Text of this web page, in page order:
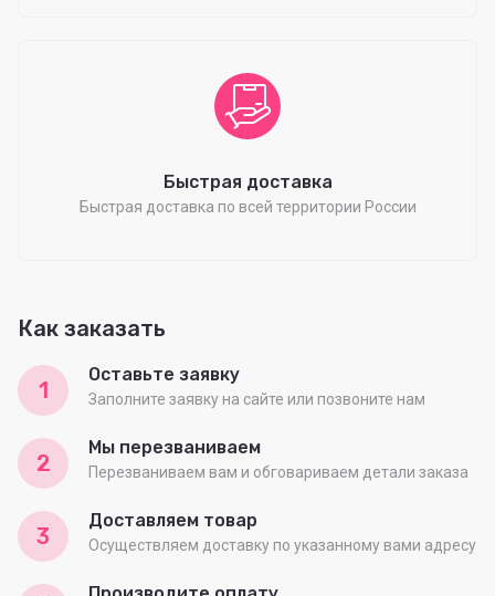
Быстрая доставка
Быстрая доставка по всей территории России
Как заказать
1
Оставьте заявку
Заполните заявку на сайте или позвоните нам
2
Мы перезваниваем
Перезваниваем вам и обговариваем детали заказа
3
Доставляем товар
Осуществляем доставку по указанному вами адресу